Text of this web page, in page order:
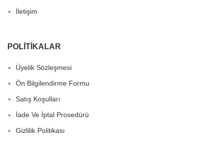
İletişim
POLITIKALAR
Üyelik Sözleşmesi
Ön Bilgilendirme Formu
Satış Koşulları
İade Ve İptal Prosedürü
Gizlilik Politikası